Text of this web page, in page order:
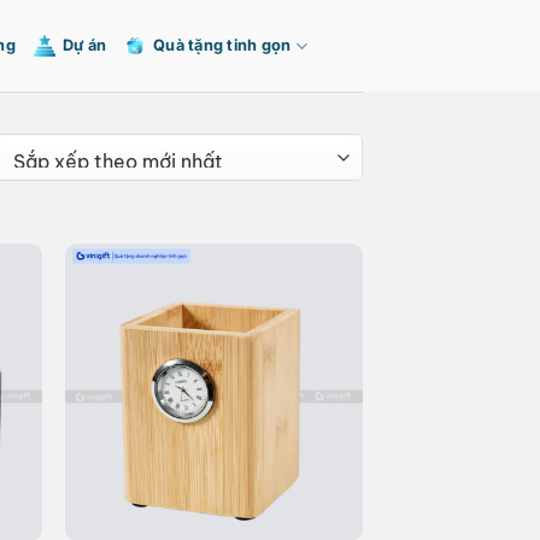
Dự án Quà tặng tinh gọn